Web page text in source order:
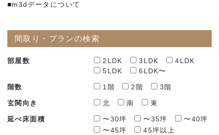
■m3dデータについて
間取り・プランの検索
部屋数 2LDK 3LDK
4LDK
5LDK
6LDK〜
階数 1階 2階 3階
玄関向き 北 南 東
延べ床面積 〜30坪 〜35坪
〜40坪
〜45坪
45坪以上